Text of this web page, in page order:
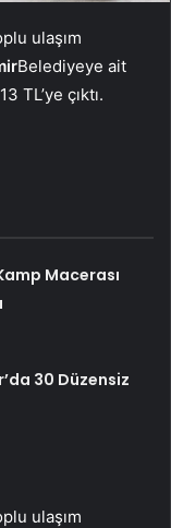
ulaşım
Belediyeye ait
TL’ye çıktı.
Macerası
30 Düzensiz
ulaşım